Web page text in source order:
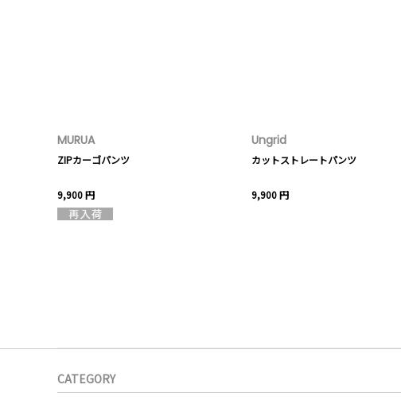
MURUA
ZIPカーゴパンツ
9,900 円
Ungrid
カットストレートパンツ
9,900 円
CATEGORY